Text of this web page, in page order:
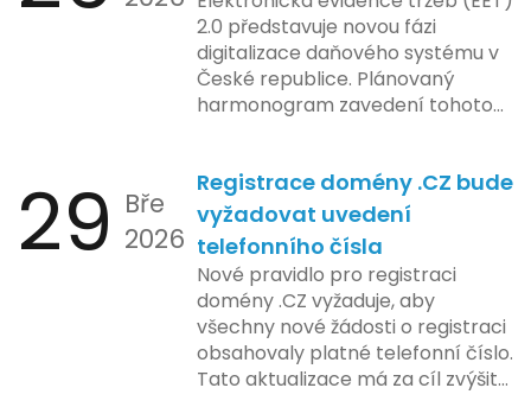
2.0 představuje novou fázi
digitalizace daňového systému v
České republice. Plánovaný
harmonogram zavedení tohoto
zahrnuje přípravu technické
platformy a legislativních změn,
které by měly být předloženy do
konce tohoto roku. Očekává se,
že tato fáze umožní adaptaci
systémů a rozšíření podpory pro
podnikatele, přičemž všechny
potřebné technologie by měly
být dostupné k testování v rámci
29 Bře
2026
Registrace domény .CZ bude
vyžadovat uvedení
telefonního čísla
Nové pravidlo pro registraci
domény .CZ vyžaduje, aby
všechny nové žádosti o registraci
obsahovaly platné telefonní číslo.
Tato aktualizace má za cíl zvýšit